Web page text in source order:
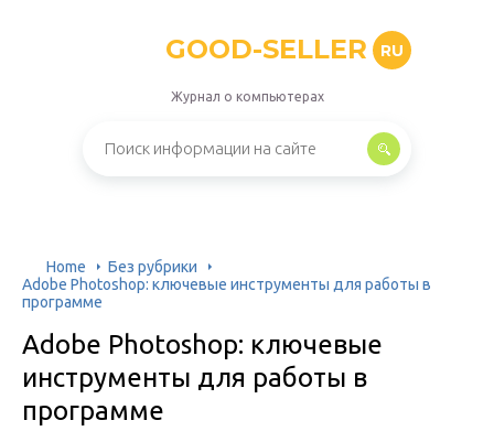
GOOD-SELLER RU
Журнал о компьютерах
Home
Без рубрики
Adobe Photoshop: ключевые инструменты для работы в
программе
Adobe Photoshop: ключевые
инструменты для работы в
программе